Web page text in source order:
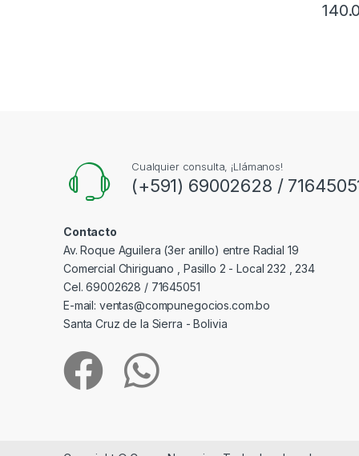
Cualquier consulta, ¡Llámanos!
(+591) 69002628 /
Contacto
Av. Roque Aguilera (3er anillo) entre Radial 19
Comercial Chiriguano , Pasillo 2 - Local 232 , 234
Cel. 69002628 / 71645051
E-mail: ventas@compunegocios.com.bo
Santa Cruz de la Sierra - Bolivia